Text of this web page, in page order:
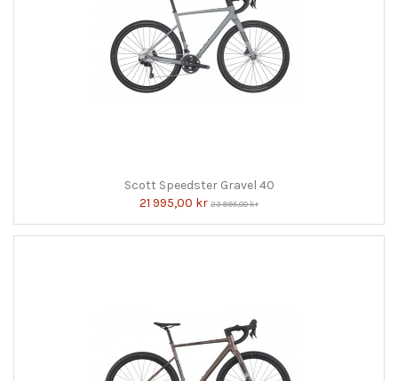
Scott Speedster Gravel 40
21 995,00 kr 23 995,00 kr